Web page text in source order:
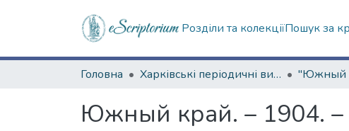
Розділи та колекціїПошук за
Головна Харківські періодичні видання
Южный край. – 1904.